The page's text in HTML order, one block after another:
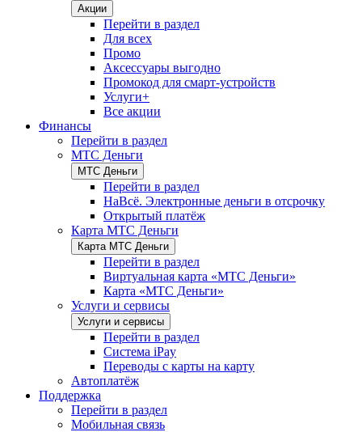
Акции
Перейти в раздел
Для всех
Промо
Аксессуары выгодно
Промокод для смарт-устройств
Услуги+
Все акции
Финансы
Перейти в раздел
МТС Деньги
МТС Деньги
Перейти в раздел
НаВсё. Электронные деньги в отсрочку
Открытый платёж
Карта МТС Деньги
Карта МТС Деньги
Перейти в раздел
Виртуальная карта «МТС Деньги»
Карта «МТС Деньги»
Услуги и сервисы
Услуги и сервисы
Перейти в раздел
Система iPay
Переводы с карты на карту
Автоплатёж
Поддержка
Перейти в раздел
Мобильная связь